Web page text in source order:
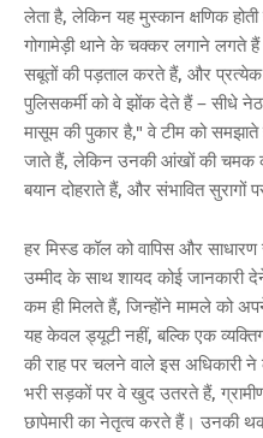
लेता है, लेकिन यह मुस्कान क्षणिक
गोगामेड़ी थाने के चक्कर लगाने लगते
सबूतों की पड़ताल करते हैं, और
पुलिसकर्मी को वे झोंक देते हैं – सीधे
मासूम की पुकार है," वे टीम को
जाते हैं, लेकिन उनकी आंखों की चमक
बयान दोहराते हैं, और संभावित सुरागों
हर मिस्ड कॉल को वापिस और
उम्मीद के साथ शायद कोई जानकारी
कम ही मिलते हैं, जिन्होंने मामले को
यह केवल ड्यूटी नहीं, बल्कि एक
की राह पर चलने वाले इस अधिकारी ने
भरी सड़कों पर वे खुद उतरते हैं,
छापेमारी का नेतृत्व करते हैं। उनकी